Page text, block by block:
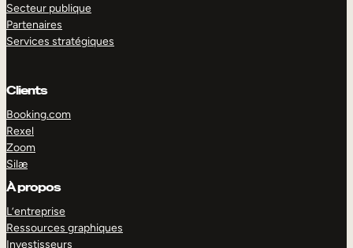
Secteur publique
Partenaires
Services stratégiques
Clients
Booking.com
Rexel
Zoom
Silæ
À propos
L’entreprise
Ressources graphiques
Investisseurs